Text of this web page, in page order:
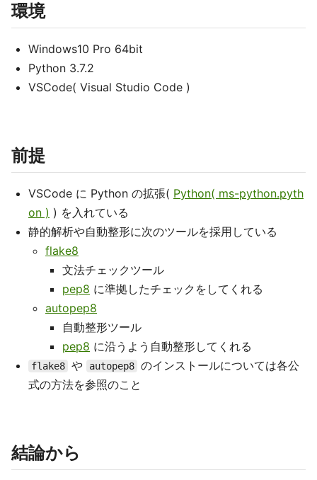
環境
Windows10 Pro 64bit
Python 3.7.2
VSCode( Visual Studio Code )
前提
VSCode に Python の拡張( Python( ms-python.pyth
on ) ) を入れている
静的解析や自動整形に次のツールを採用している
flake8
文法チェックツール
pep8 に準拠したチェックをしてくれる
autopep8
自動整形ツール
pep8 に沿うよう自動整形してくれる
flake8 や autopep8 のインストールについては各公
式の方法を参照のこと
結論から